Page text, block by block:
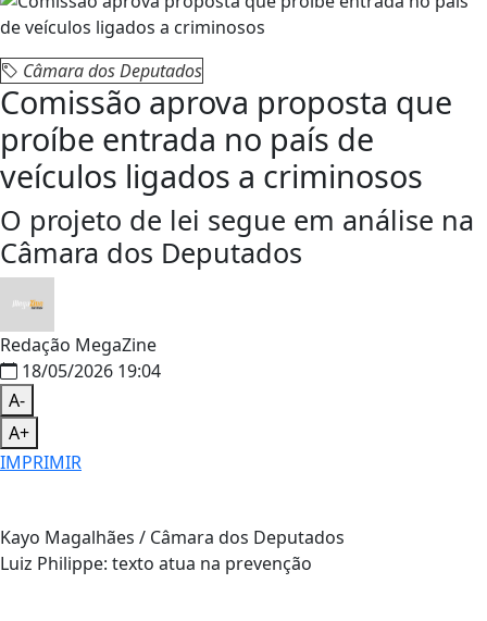
Câmara dos Deputados
Comissão aprova proposta que
proíbe entrada no país de
veículos ligados a criminosos
O projeto de lei segue em análise na
Câmara dos Deputados
Redação MegaZine
18/05/2026 19:04
A-
A+
IMPRIMIR
Kayo Magalhães / Câmara dos Deputados
Luiz Philippe: texto atua na prevenção